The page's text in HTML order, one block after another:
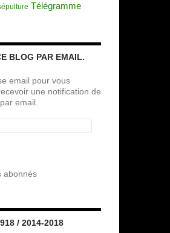
Télégramme
BLOG PAR EMAIL.
email pour vous
une notification de
email.
abonnés
/ 2014-2018